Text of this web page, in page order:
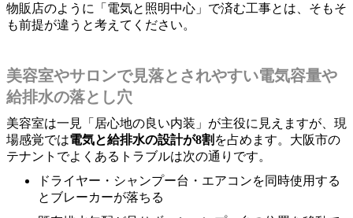
物販店のように「電気と照明中心」で済む工事とは、そもそ
も前提が違うと考えてください。
美容室やサロンで見落とされやすい電気容量や
給排水の落とし穴
美容室は一見「居心地の良い内装」が主役に見えますが、現
場感覚では電気と給排水の設計が8割 を占めます。大阪市の
テナントでよくあるトラブルは次の通りです。
ドライヤー・シャンプー台・エアコンを同時使用する
とブレーカーが落ちる